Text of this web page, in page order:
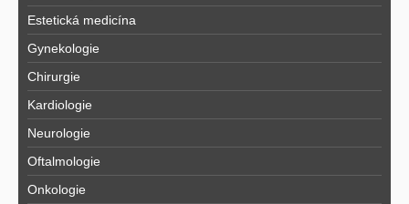
Estetická medicína
Gynekologie
Chirurgie
Kardiologie
Neurologie
Oftalmologie
Onkologie